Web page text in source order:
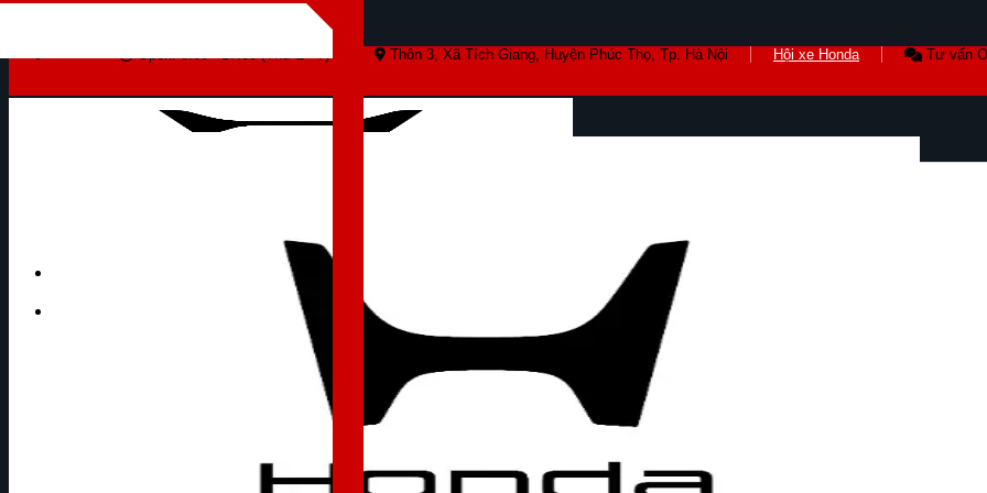
Open: 8:00 - 17:00 (Thứ 2 - 7) Thôn 3, Xã Tích Giang, Huyện Phúc Thọ, Tp. Hà Nội Hội xe Honda Tư vấn